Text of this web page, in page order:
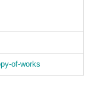
of-works